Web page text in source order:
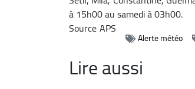
à 15h00 au samedi à 03h00.
SourceAPS
Alerte météo
Lire aussi